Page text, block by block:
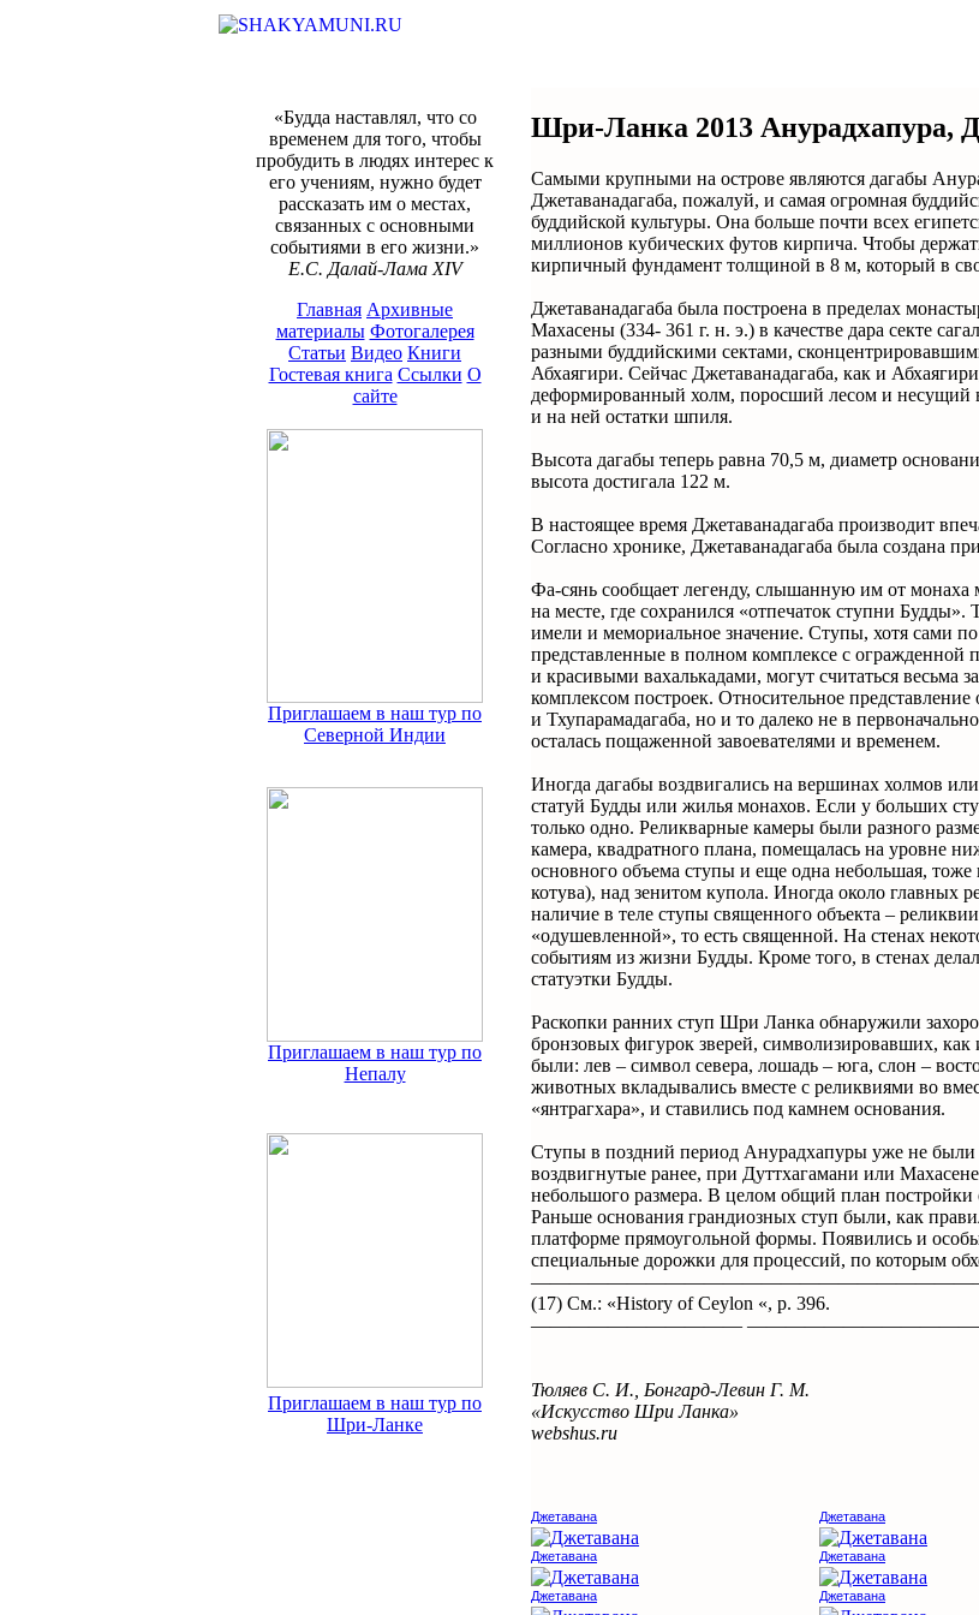
«Будда наставлял, что со
временем для того, чтобы
пробудить в людях интерес к
его учениям, нужно будет
рассказать им о местах,
связанных с основными
событиями в его жизни.»
Е.С. Далай-Лама XIV
Главная Архивные
материалы Фотогалерея
Статьи Видео Книги
Гостевая книга Ссылки О
сайте
Приглашаем в наш тур по
Северной Индии
Приглашаем в наш тур по
Непалу
Приглашаем в наш тур по
Шри-Ланке
Шри-Ланка 2013 Анурадхапура,
Самыми крупными на острове являются дагабы
Джетаванадагаба, пожалуй, и самая огромная
буддийской культуры. Она больше почти всех
миллионов кубических футов кирпича. Чтобы
кирпичный фундамент толщиной в 8 м, который в
Джетаванадагаба была построена в пределах
Махасены (334- 361 г. н. э.) в качестве дара секте
разными буддийскими сектами,
Абхаягири. Сейчас Джетаванадагаба, как и
деформированный холм, поросший лесом и несущий
и на ней остатки шпиля.
Высота дагабы теперь равна 70,5 м, диаметр
высота достигала 122 м.
В настоящее время Джетаванадагаба производит
Согласно хронике, Джетаванадагаба была создана
Фа-сянь сообщает легенду, слышанную им от монаха
на месте, где сохранился «отпечаток ступни
имели и мемориальное значение. Ступы, хотя сами
представленные в полном комплексе с
и красивыми вахалькадами, могут считаться
комплексом построек. Относительное представление
и Тхупарамадагаба, но и то далеко не в
осталась пощаженной завоевателями и временем.
Иногда дагабы воздвигались на вершинах холмов
статуй Будды или жилья монахов. Если у больших
только одно. Реликварные камеры были разного
камера, квадратного плана, помещалась на уровне
основного объема ступы и еще одна небольшая, тоже
котува), над зенитом купола. Иногда около главных
наличие в теле ступы священного объекта –
«одушевленной», то есть священной. На стенах
событиям из жизни Будды. Кроме того, в стенах
статуэтки Будды.
Раскопки ранних ступ Шри Ланка обнаружили
бронзовых фигурок зверей, символизировавших,
были: лев – символ севера, лошадь – юга, слон –
животных вкладывались вместе с реликвиями во
«янтрагхара», и ставились под камнем основания.
Ступы в поздний период Анурадхапуры уже не были
воздвигнутые ранее, при Дуттхагамани или
небольшого размера. В целом общий план постройки
Раньше основания грандиозных ступ были, как
платформе прямоугольной формы. Появились и
специальные дорожки для процессий, по которым
(17) См.: «History of Ceylon «, р. 396.
———————————
Тюляев С. И., Бонгард-Левин Г. М.
«Искусство Шри Ланка»
webshus.ru
Джетавана Джетавана
Джетавана Джетавана
Джетавана Джетавана